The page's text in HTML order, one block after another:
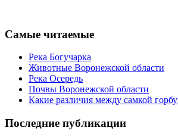
Самые читаемые
Река Богучарка
Животные Воронежской области
Река Осередь
Почвы Воронежской области
Какие различия между самкой
Последние публикации